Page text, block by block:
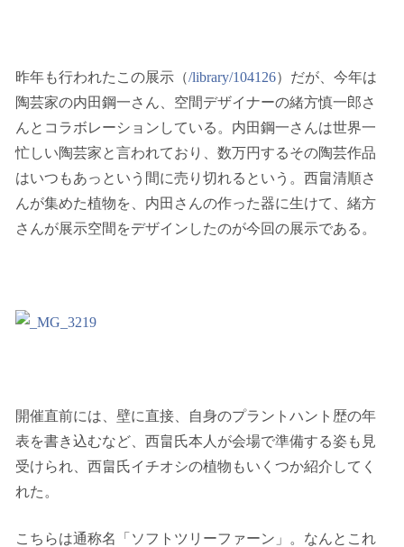
昨年も行われたこの展示（/library/104126）だが、今年は
陶芸家の内田鋼一さん、空間デザイナーの緒方慎一郎さ
んとコラボレーションしている。内田鋼一さんは世界一
忙しい陶芸家と言われており、数万円するその陶芸作品
はいつもあっという間に売り切れるという。西畠清順さ
んが集めた植物を、内田さんの作った器に生けて、緒方
さんが展示空間をデザインしたのが今回の展示である。
開催直前には、壁に直接、自身のプラントハント歴の年
表を書き込むなど、西畠氏本人が会場で準備する姿も見
受けられ、西畠氏イチオシの植物もいくつか紹介してく
れた。
こちらは通称名「ソフトツリーファーン」。なんとこれ